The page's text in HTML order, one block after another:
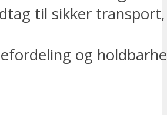
til sikker
og